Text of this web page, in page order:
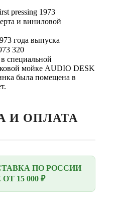
pressing 1973
и виниловой
года выпуска
320
специальной
мойке AUDIO DESK
была помещена в
И ОПЛАТА
ПО РОССИИ
15 000 ₽